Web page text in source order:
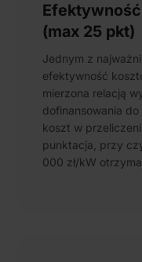
(max 25 pkt)
Jednym z
efektywność
mierzona relacją
dofinansowania
koszt w
punktacja, przy
000 zł/kW